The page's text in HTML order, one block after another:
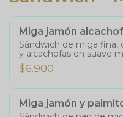
Miga jamón
Sándwich de miga fina,
y alcachofas en suave
$6.900
Miga jamón y